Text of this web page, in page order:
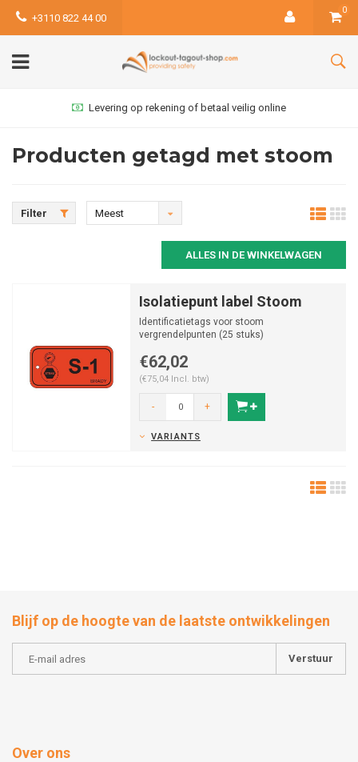
+3110 822 44 00
0
Levering op rekening of betaal veilig online
Producten getagd met stoom
Filter
Meest
ALLES IN DE WINKELWAGEN
Isolatiepunt label Stoom
Identificatietags voor stoom
vergrendelpunten (25 stuks)
€62,02
(€75,04 Incl. btw)
- +
VARIANTS
Blijf op de hoogte van de laatste ontwikkelingen
Verstuur
Over ons